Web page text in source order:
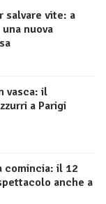
salvare vite: a
nuova
vasca: il
a Parigi
comincia: il 12
anche a